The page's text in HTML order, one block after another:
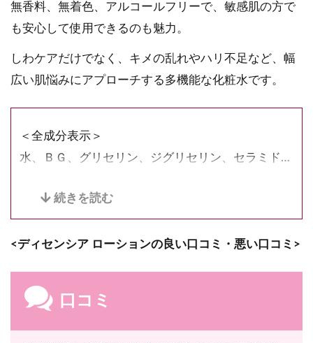
無香料、無着色、アルコールフリーで、敏感肌の方で
も安心して使用できるのも魅力。
しわケアだけでなく、キメの乱れやハリ不足など、幅
広い肌悩みにアプローチする多機能な化粧水です。
＜全成分表示＞
水、ＢＧ、グリセリン、ジグリセリン、セラミドＮ
スエキス、クチナシエキス、アルギン酸硫酸Ｎａ、
ニオイテンジクアオイ水、ローズマリー葉エキス、
ローズ水、ＰＥＧ／ＰＰＧ／ポリブチレングリコー
ジラウロイルグルタミン酸リシンＮａ、ＰＥＧ－
８、ＰＰＧ－２４グリセレス－２４、ＰＥＧ－３
２、ＰＥＧ－６、ビスＰＥＧ－１８メチルエーテル
<ディセンシア ローションの良い口コミ・悪い口コミ>
口コミ